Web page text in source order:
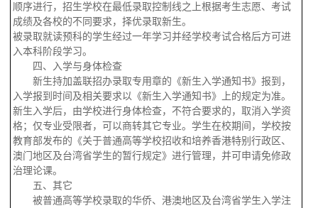
顺序进行，招生学校在最低录取控制线之上根据考生志愿、考试
成绩及各校的不同要求，择优录取新生。
被录取就读预科的学生经过一年学习并经学校考试合格后方可进
入本科阶段学习。
四、入学与身体检查
新生持加盖联招办录取专用章的《新生入学通知书》报到，
入学报到时间及相关要求以《新生入学通知书》上的规定为准。
新生入学后，由学校进行身体检查，不符合要求的，取消入学资
格；仅专业受限者，可以商转其它专业。学生在校期间，学校按
教育部发布的《关于普通高等学校招收和培养香港特别行政区、
澳门地区及台湾省学生的暂行规定》进行管理，并可申请免修政
治理论课。
五、其它
被普通高等学校录取的华侨、港澳地区及台湾省学生入学注